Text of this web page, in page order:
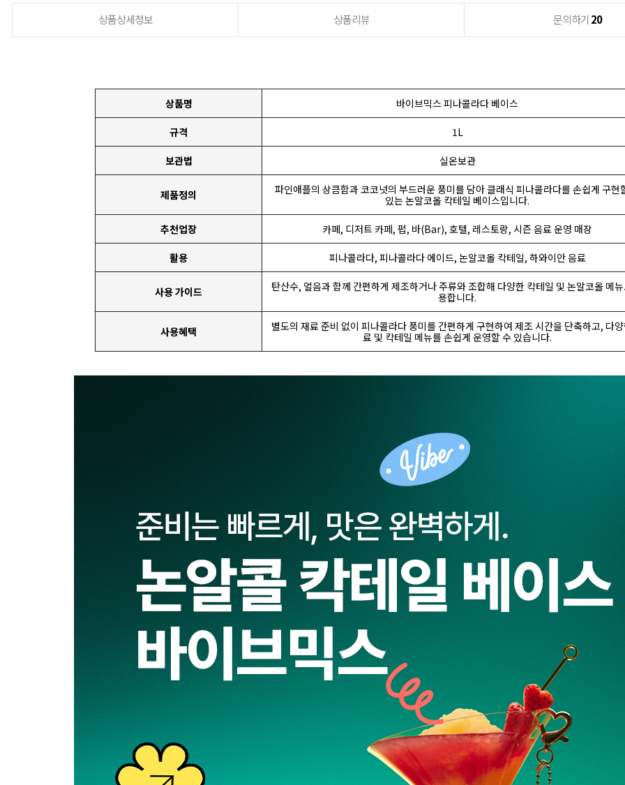
상품상세정보 상품리뷰 문의하기 20
상품명 바이브믹스 피나콜라다 베이스
규격 1L
보관법 실온보관
제품정의
파인애플의 상큼함과 코코넛의 부드러운 풍미를 담아 클래식 피나콜라다를 손쉽게 구현
있는 논알코올 칵테일 베이스입니다.
추천업장 카페, 디저트 카페, 펍, 바(Bar), 호텔, 레스토랑, 시즌 음료 운영 매장
활용 피나콜라다, 피나콜라다 에이드, 논알코올 칵테일, 하와이안 음료
사용 가이드
탄산수, 얼음과 함께 간편하게 제조하거나 주류와 조합해 다양한 칵테일 및 논알코올 메
용합니다.
사용혜택
별도의 재료 준비 없이 피나콜라다 풍미를 간편하게 구현하여 제조 시간을 단축하고, 다
료 및 칵테일 메뉴를 손쉽게 운영할 수 있습니다.